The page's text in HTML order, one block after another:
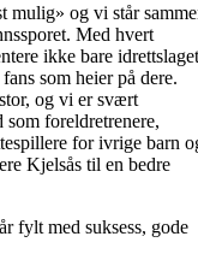
mulig» og vi står
Med hvert
ikke bare
som heier på dere.
og vi er svært
som foreldretrenere,
for ivrige barn
Kjelsås til en bedre
fylt med suksess, gode